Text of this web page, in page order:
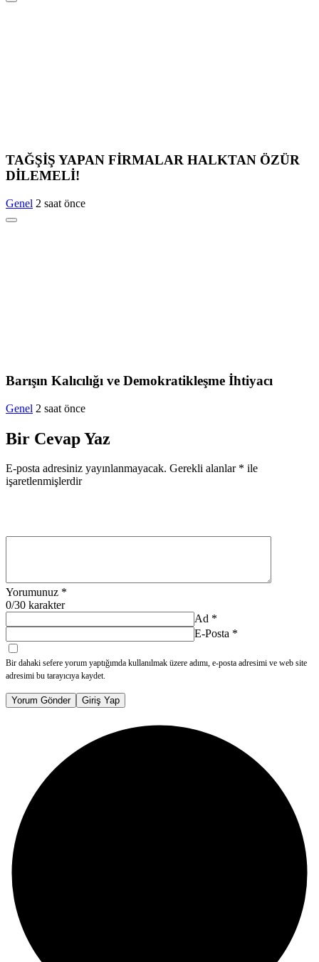
TAĞŞİŞ YAPAN FİRMALAR HALKTAN ÖZÜR
DİLEMELİ!
Genel 2 saat önce
Barışın Kalıcılığı ve Demokratikleşme İhtiyacı
Genel 2 saat önce
Bir Cevap Yaz
E-posta adresiniz yayınlanmayacak. Gerekli alanlar * ile
işaretlenmişlerdir
Yorumunuz *
0/30 karakter
Ad *
E-Posta *
Bir dahaki sefere yorum yaptığımda kullanılmak üzere adımı, e-posta adresimi ve web site
adresimi bu tarayıcıya kaydet.
Yorum Gönder Giriş Yap